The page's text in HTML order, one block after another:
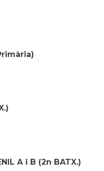
Primària)
A i B (2n BATX.)